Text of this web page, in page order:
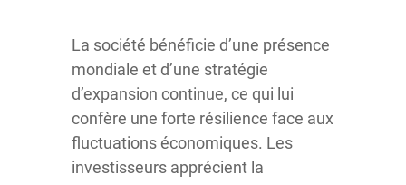
La société bénéficie d’une présence
mondiale et d’une stratégie
d’expansion continue, ce qui lui
confère une forte résilience face aux
fluctuations économiques. Les
investisseurs apprécient la